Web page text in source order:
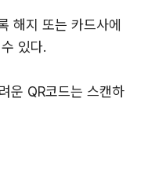
해지 또는 카드사에
있다.
운 QR코드는 스캔하